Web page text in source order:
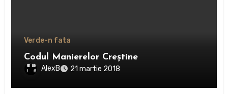
Verde-n fata
Codul Manierelor Creştine
AlexB 21 martie 2018